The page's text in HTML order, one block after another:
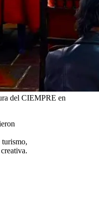
del CIEMPRE en
turismo,